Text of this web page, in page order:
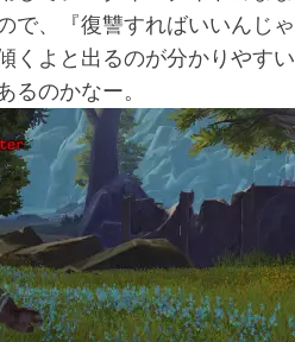
で、『復讐すればいいん
くよと出るのが分かりや
のかなー。